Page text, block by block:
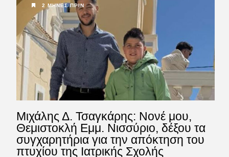
2 ΜΉΝΕΣ ΠΡΙΝ
Μιχάλης Δ. Τσαγκάρης: Νονέ μου,
Θεμιστοκλή Εμμ. Νισσύριο, δέξου τα
συγχαρητήρια για την απόκτηση του
πτυχίου της Ιατρικής Σχολής